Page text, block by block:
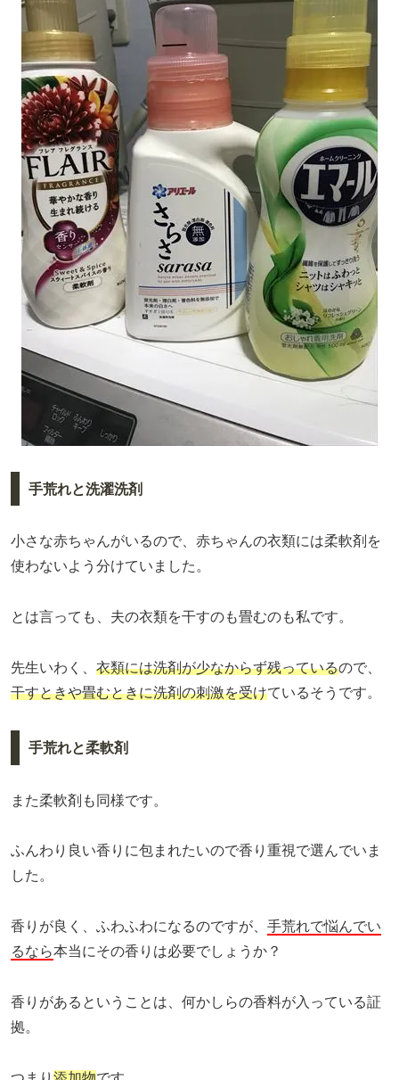
手荒れと洗濯洗剤
小さな赤ちゃんがいるので、赤ちゃんの衣類には柔軟剤を
使わないよう分けていました。
とは言っても、夫の衣類を干すのも畳むのも私です。
先生いわく、 衣類には洗剤が少なからず残っているので、
干すときや畳むときに洗剤の刺激を受けているそうです。
手荒れと柔軟剤
また柔軟剤も同様です。
ふんわり良い香りに包まれたいので香り重視で選んでいま
した。
香りが良く、ふわふわになるのですが、 手荒れで悩んでい
るなら本当にその香りは必要でしょうか？
香りがあるということは、何かしらの香料が入っている証
拠。